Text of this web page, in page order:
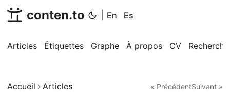
conten.to En Es
Articles Étiquettes Graphe À propos CV
Accueil Articles « PrécédentSuivant »